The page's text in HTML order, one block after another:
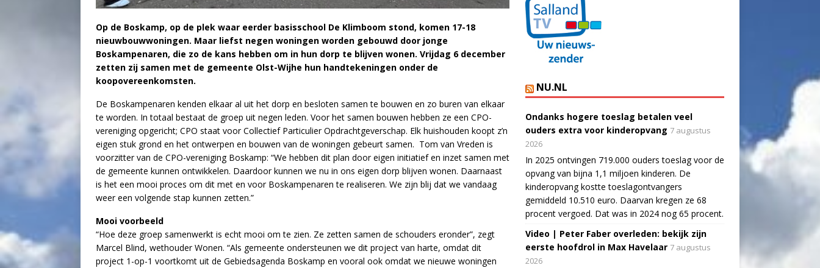
Op de Boskamp, op de plek waar eerder basisschool De Klimboom stond, komen 17-18
nieuwbouwwoningen. Maar liefst negen woningen worden gebouwd door jonge
Boskampenaren, die zo de kans hebben om in hun dorp te blijven wonen. Vrijdag 6 december
zetten zij samen met de gemeente Olst-Wijhe hun handtekeningen onder de
koopovereenkomsten.
De Boskampenaren kenden elkaar al uit het dorp en besloten samen te bouwen en zo buren van elkaar
te worden. In totaal bestaat de groep uit negen leden. Voor het samen bouwen hebben ze een CPO-
vereniging opgericht; CPO staat voor Collectief Particulier Opdrachtgeverschap. Elk huishouden koopt z’n
eigen stuk grond en het ontwerpen en bouwen van de woningen gebeurt samen. Tom van Vreden is
voorzitter van de CPO-vereniging Boskamp: “We hebben dit plan door eigen initiatief en inzet samen met
de gemeente kunnen ontwikkelen. Daardoor kunnen we nu in ons eigen dorp blijven wonen. Daarnaast
is het een mooi proces om dit met en voor Boskampenaren te realiseren. We zijn blij dat we vandaag
weer een volgende stap kunnen zetten.”
Mooi voorbeeld
“Hoe deze groep samenwerkt is echt mooi om te zien. Ze zetten samen de schouders eronder”, zegt
Marcel Blind, wethouder Wonen. “Als gemeente ondersteunen we dit project van harte, omdat dit
project 1-op-1 voortkomt uit de Gebiedsagenda Boskamp en vooral ook omdat we nieuwe woningen
NU.NL
Ondanks hogere toeslag betalen veel
ouders extra voor kinderopvang 7 augustus
2026
In 2025 ontvingen 719.000 ouders toeslag voor de
opvang van bijna 1,1 miljoen kinderen. De
kinderopvang kostte toeslagontvangers
gemiddeld 10.510 euro. Daarvan kregen ze 68
procent vergoed. Dat was in 2024 nog 65 procent.
Video | Peter Faber overleden: bekijk zijn
eerste hoofdrol in Max Havelaar 7 augustus
2026